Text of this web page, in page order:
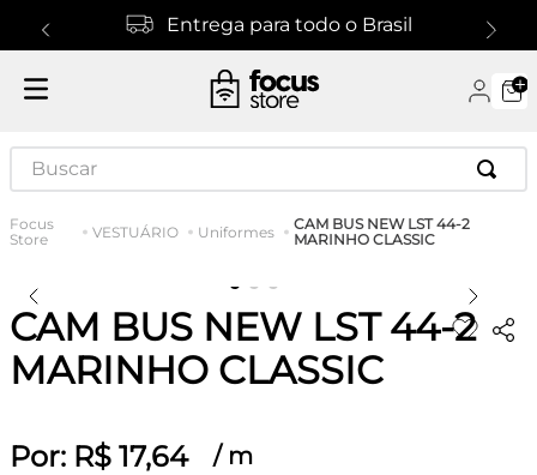
Entrega para todo o Brasil
Buscar
VESTUÁRIO Uniformes
CAM BUS NEW LST 44-2
MARINHO CLASSIC
CAM BUS NEW LST 44-2
MARINHO CLASSIC
Por: R$ 17,64 / m